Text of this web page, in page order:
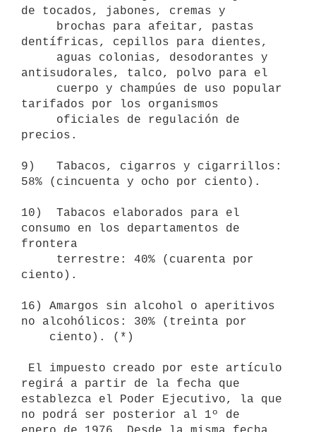
de tocados, jabones, cremas y
dentífricas, cepillos para dientes,
antisudorales, talco, polvo para el
tarifados por los organismos
precios.
9)   Tabacos, cigarros y cigarrillos:
58% (cincuenta y ocho por ciento).
10)  Tabacos elaborados para el
consumo en los departamentos de
frontera
ciento).
16) Amargos sin alcohol o aperitivos
no alcohólicos: 30% (treinta por
regirá a partir de la fecha que
establezca el Poder Ejecutivo, la que
no podrá ser posterior al 1º de